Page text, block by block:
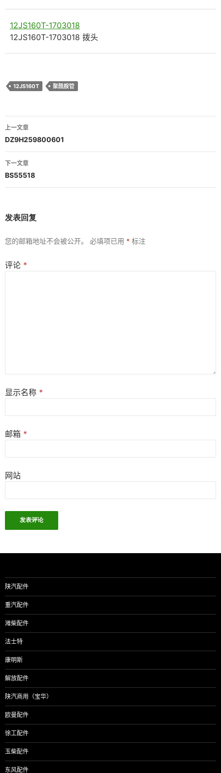
12JS160T-1703018
12JS160T-1703018 拨头
12JS160T 聚酰胺管
文
章
导
航
上一文章
DZ9H259800601
下一文章
BS55518
发表回复
您的邮箱地址不会被公开。 必填项已用 * 标注
评论 *
显示名称 *
邮箱 *
网站
陕汽配件
重汽配件
潍柴配件
法士特
康明斯
解放配件
陕汽商用（宝华）
欧曼配件
徐工配件
玉柴配件
东风配件